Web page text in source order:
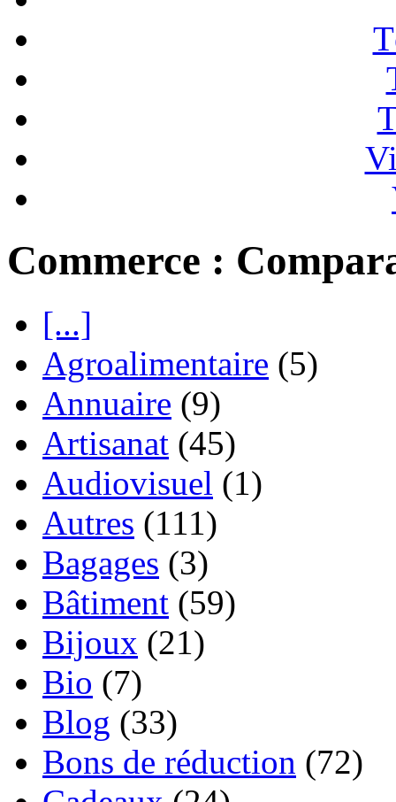
Commerce :
[...]
Agroalimentaire (5)
Annuaire (9)
Artisanat (45)
Audiovisuel (1)
Autres (111)
Bagages (3)
Bâtiment (59)
Bijoux (21)
Bio (7)
Blog (33)
Bons de réduction (72)